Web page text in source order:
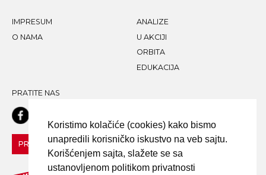
IMPRESUM
O NAMA
ANALIZE
U AKCIJI
ORBITA
EDUKACIJA
PRATITE NAS
PRIJAVI LAŽNU VEST!
Koristimo kolačiće (cookies) kako bismo
unapredili korisničko iskustvo na veb sajtu.
Korišćenjem sajta, slažete se sa
ustanovljenom politikom privatnosti